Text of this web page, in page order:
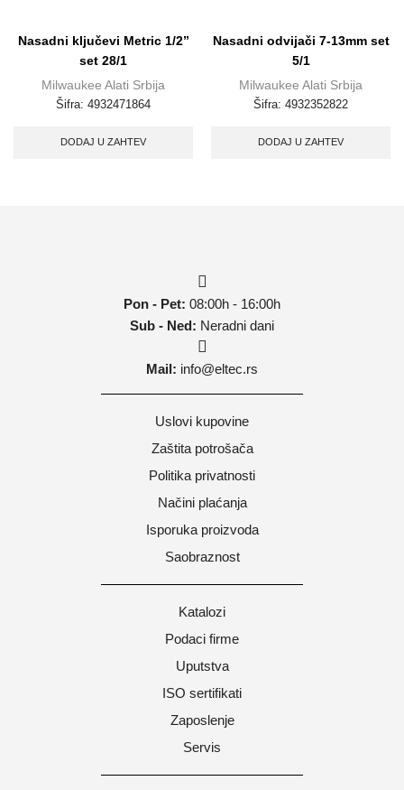
Nasadni ključevi Metric 1/2”
set 28/1
Milwaukee Alati Srbija
Šifra: 4932471864
DODAJ U ZAHTEV
Nasadni odvijači 7-13mm set
5/1
Milwaukee Alati Srbija
Šifra: 4932352822
DODAJ U ZAHTEV
Pon - Pet: 08:00h - 16:00h
Sub - Ned: Neradni dani
Mail: info@eltec.rs
Uslovi kupovine
Zaštita potrošača
Politika privatnosti
Načini plaćanja
Isporuka proizvoda
Saobraznost
Katalozi
Podaci firme
Uputstva
ISO sertifikati
Zaposlenje
Servis